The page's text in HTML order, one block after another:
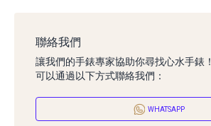
聯絡我們
讓我們的手錶專家協助你尋找心水手錶！
可以通過以下方式聯絡我們：
WHATSAPP